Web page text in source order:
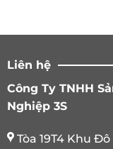
Liên hệ
Công Ty TNHH
Nghiệp 3S
Tòa 19T4 Khu